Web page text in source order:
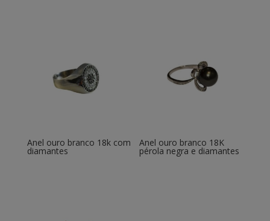
Anel ouro branco 18k com
diamantes
Anel ouro branco 18K
pérola negra e diamantes